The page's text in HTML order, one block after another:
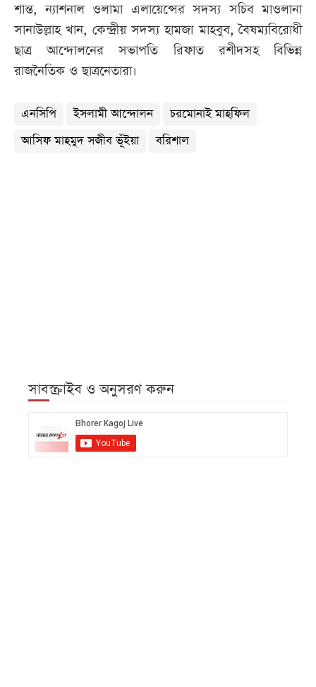
শান্ত, ন্যাশনাল ওলামা এলায়েন্সের সদস্য সচিব মাওলানা
সানাউল্লাহ খান, কেন্দ্রীয় সদস্য হামজা মাহবুব, বৈষম্যবিরোধী
ছাত্র আন্দোলনের সভাপতি রিফাত রশীদসহ বিভিন্ন
রাজনৈতিক ও ছাত্রনেতারা।
এনসিপি ইসলামী আন্দোলন
চরমোনাই মাহফিল
আসিফ মাহমুদ সজীব ভূঁইয়া
বরিশাল
সাবস্ক্রাইব ও অনুসরণ করুন